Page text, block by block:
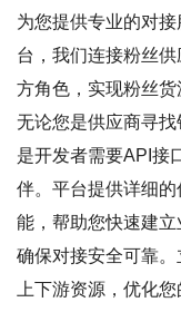
为您提供专业的对
台，我们连接粉丝
方角色，实现粉丝货
无论您是供应商寻
是开发者需要API接
伴。平台提供详细
能，帮助您快速建立
确保对接安全可靠
上下游资源，优化